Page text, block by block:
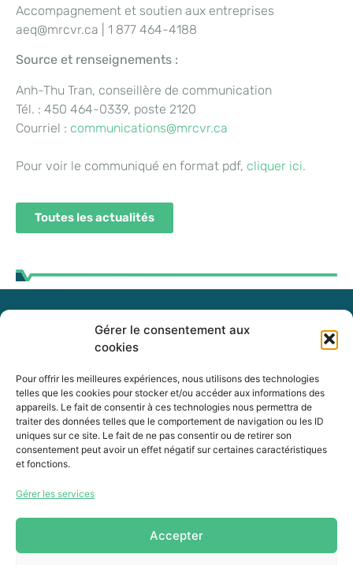
Gérer le consentement aux
cookies
Pour offrir les meilleures expériences, nous utilisons des technologies
telles que les cookies pour stocker et/ou accéder aux informations des
appareils. Le fait de consentir à ces technologies nous permettra de
traiter des données telles que le comportement de navigation ou les ID
uniques sur ce site. Le fait de ne pas consentir ou de retirer son
consentement peut avoir un effet négatif sur certaines caractéristiques
et fonctions.
Gérer les services
Accepter
Accompagnement et soutien aux entreprises
aeq@mrcvr.ca | 1 877 464-4188
Source et renseignements :
Anh-Thu Tran, conseillère de communication
Tél. : 450 464-0339, poste 2120
Courriel : communications@mrcvr.ca
Pour voir le communiqué en format pdf, cliquer ici.
Toutes les actualités
255, boul. Laurier, bureau 100
McMasterville (Québec)
J3G 0B7
Intranet
info@mrcvr.ca